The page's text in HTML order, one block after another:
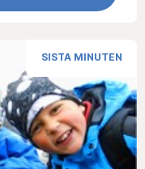
SISTA MINUTEN